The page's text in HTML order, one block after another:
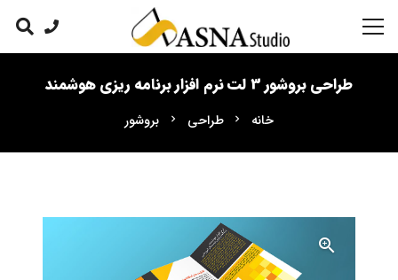
طراحی بروشور 3 لت نرم افزار برنامه ریزی هوشمند
خانه chevron_right طراحی chevron_right بروشور